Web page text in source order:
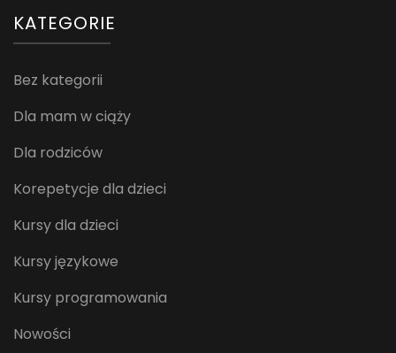
KATEGORIE
Bez kategorii
Dla mam w ciąży
Dla rodziców
Korepetycje dla dzieci
Kursy dla dzieci
Kursy językowe
Kursy programowania
Nowości